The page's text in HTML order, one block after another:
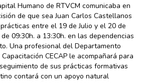
Humano de RTVCM comunicaba en
de que sea Juan Carlos Castellanos
entre el 19 de Julio y el 20 de
09:30h. a 13:30h. en las dependencias
Una profesional del Departamento
CECAP le acompañará para
de sus prácticas formativas
contará con un apoyo natural